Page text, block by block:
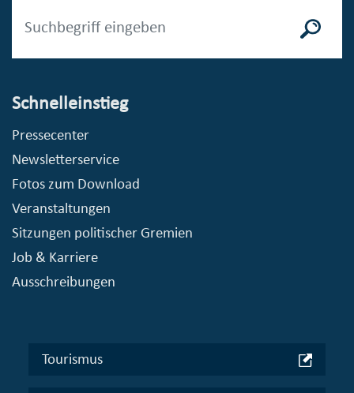
Schnelleinstieg
Pressecenter
Newsletterservice
Fotos zum Download
Veranstaltungen
Sitzungen politischer Gremien
Job & Karriere
Ausschreibungen
Tourismus